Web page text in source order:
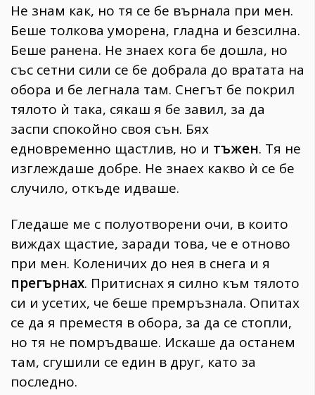
Не знам как, но тя се бе върнала при мен.
Беше толкова уморена, гладна и безсилна.
Беше ранена. Не знаех кога бе дошла, но
със сетни сили се бе добрала до вратата на
обора и бе легнала там. Снегът бе покрил
тялото ѝ така, сякаш я бе завил, за да
заспи спокойно своя сън. Бях
едновременно щастлив, но и тъжен. Тя не
изглеждаше добре. Не знаех какво ѝ се бе
случило, откъде идваше.
Гледаше ме с полуотворени очи, в които
виждах щастие, заради това, че е отново
при мен. Коленичих до нея в снега и я
прегърнах. Притиснах я силно към тялото
си и усетих, че беше премръзнала. Опитах
се да я преместя в обора, за да се стопли,
но тя не помръдваше. Искаше да останем
там, сгушили се един в друг, като за
последно.